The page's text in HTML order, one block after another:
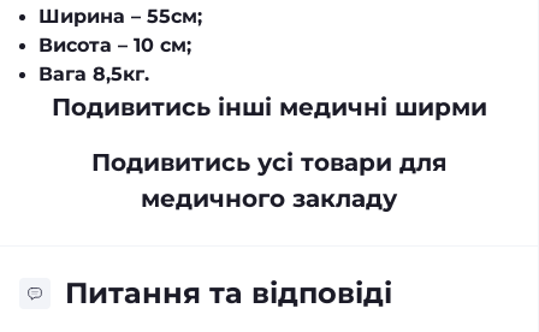
Ширина – 55см;
Висота – 10 см;
Вага 8,5кг.
Подивитись інші медичні ширми
Подивитись усі товари для
медичного закладу
Питання та відповіді